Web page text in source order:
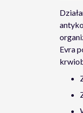
Evra